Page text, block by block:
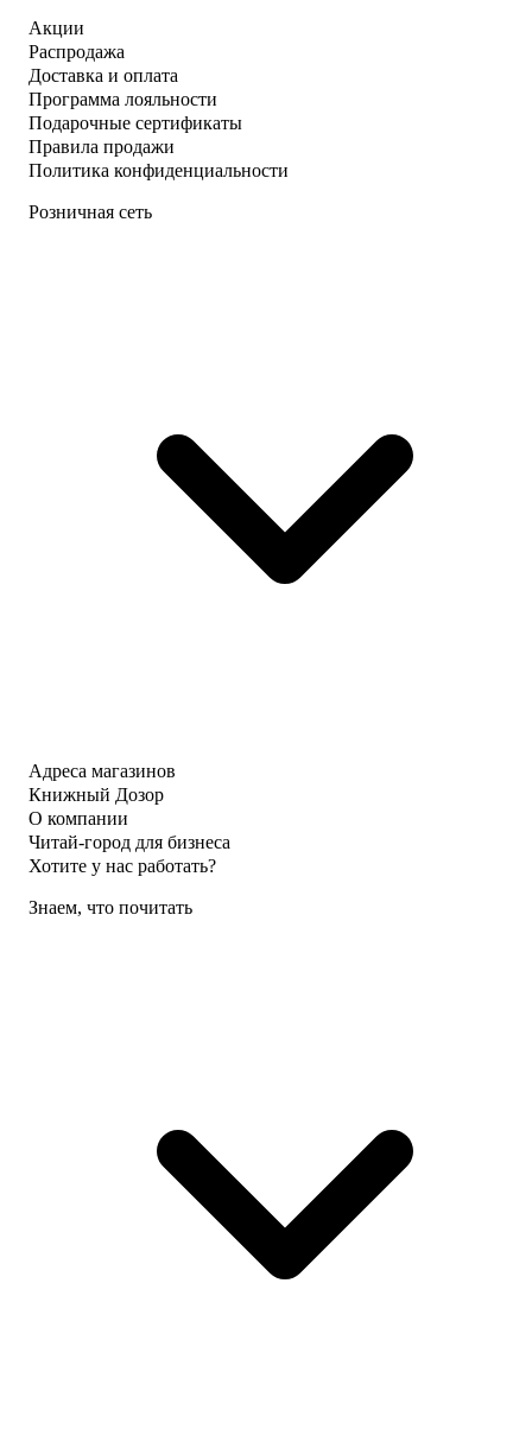
Акции
Распродажа
Доставка и оплата
Программа лояльности
Подарочные сертификаты
Правила продажи
Политика конфиденциальности
Розничная сеть
Адреса магазинов
Книжный Дозор
О компании
Читай-город для бизнеса
Хотите у нас работать?
Знаем, что почитать